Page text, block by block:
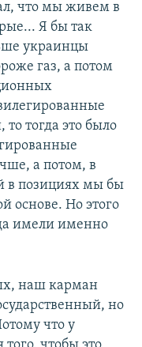
что мы живем в
Я бы так
украинцы
газ, а потом
тогда это было
а потом, в
в позициях мы бы
основе. Но этого
имели именно
наш карман
но
что у